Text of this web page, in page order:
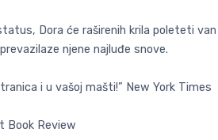
Dora će raširenih krila poleteti
njene najluđe snove.
i u vašoj mašti!” New York Times
Book Review